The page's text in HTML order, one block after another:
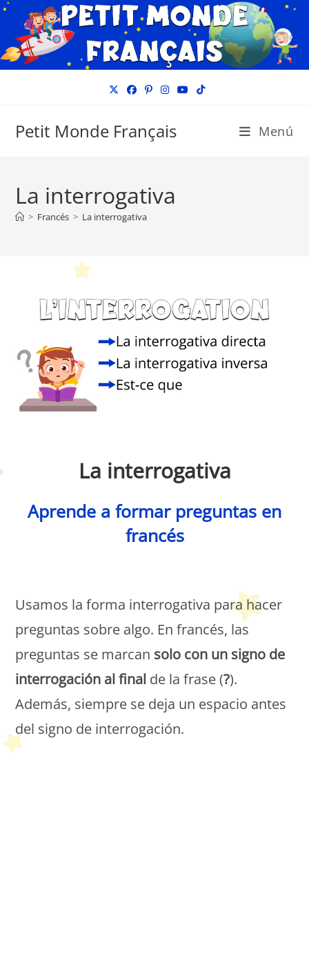
Petit Monde Français Menú
La interrogativa
> Francés > La interrogativa
La interrogativa
Aprende a formar preguntas en
francés
Usamos la forma interrogativa para hacer
preguntas sobre algo. En francés, las
preguntas se marcan solo con un signo de
interrogación al final de la frase (?).
Además, siempre se deja un espacio antes
del signo de interrogación.